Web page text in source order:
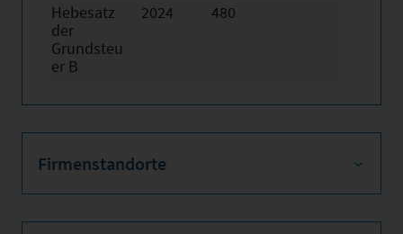
Hebesatz
der
Grundsteu
er B
2024 480
Firmenstandorte